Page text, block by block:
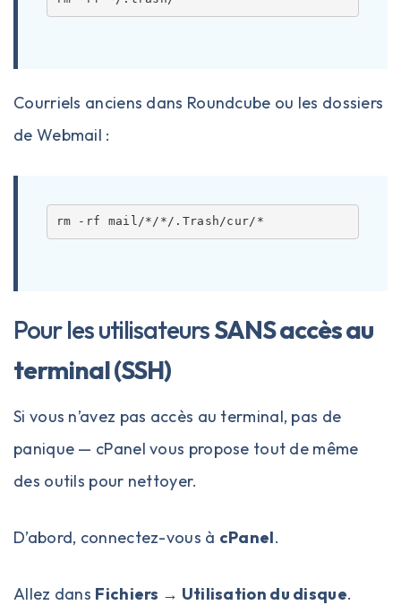
Courriels anciens dans Roundcube ou les dossiers
de Webmail :
Pour les utilisateursSANS accès au
terminal (SSH)
Si vous n’avez pas accès au terminal, pas de
panique — cPanel vous propose tout de même
des outils pour nettoyer.
D’abord, connectez-vous à cPanel.
Allez dans Fichiers → Utilisation du disque.